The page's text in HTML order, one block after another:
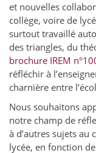
et nouvelles
collège, voire de
surtout travaillé
des triangles, du
brochure IREM
réfléchir à
charnière entre
Nous souhaitons
notre champ de
à d’autres sujets au
lycée, en fonction